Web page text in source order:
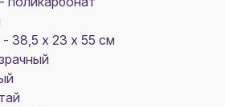
38,5 х 23 х 55 см